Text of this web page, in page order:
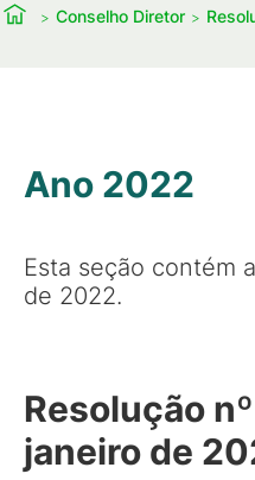
Conselho Diretor
Ano 2022
Esta seção contém
de 2022.
Resolução
janeiro de